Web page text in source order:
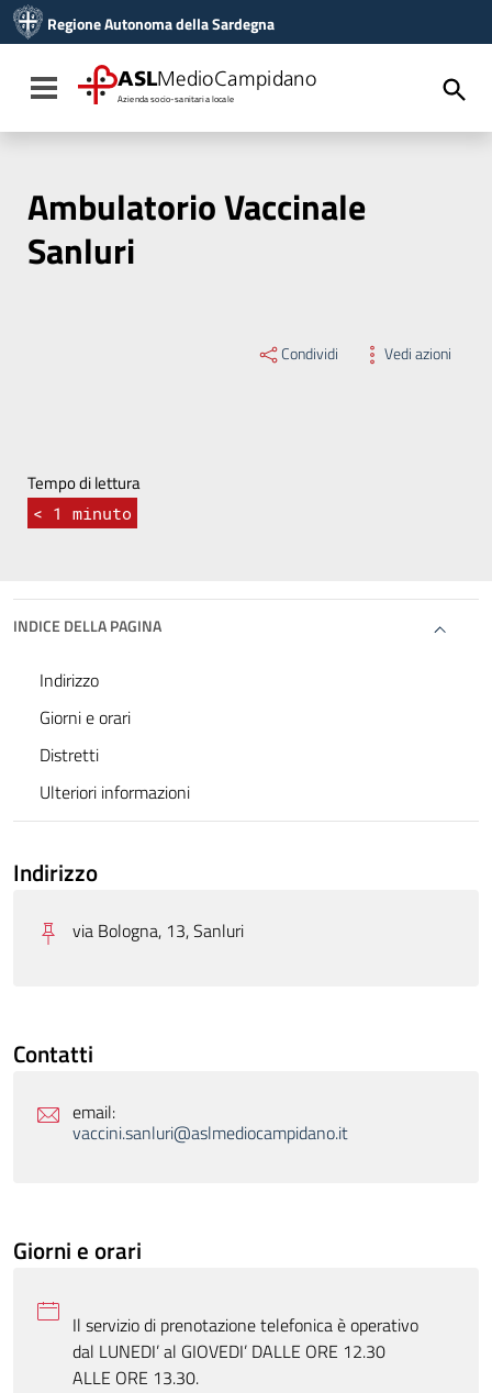
Vai al menu di navigazione
Vai al footer
Regione Autonoma della Sardegna
Toggle navigation
ASLMedioCampidano
Azienda socio-sanitaria locale
Ambulatorio Vaccinale
Sanluri
Condividi Vedi azioni
Tempo di lettura
< 1 minuto
INDICE DELLA PAGINA
Indirizzo
Giorni e orari
Distretti
Ulteriori informazioni
Indirizzo
via Bologna, 13, Sanluri
Contatti
email:
vaccini.sanluri@aslmediocampidano.it
Giorni e orari
Il servizio di prenotazione telefonica è operativo
dal LUNEDI’ al GIOVEDI’ DALLE ORE 12.30
ALLE ORE 13.30.